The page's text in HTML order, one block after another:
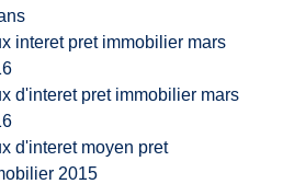
interet pret immobilier mars
d'interet pret immobilier mars
d'interet moyen pret
2015